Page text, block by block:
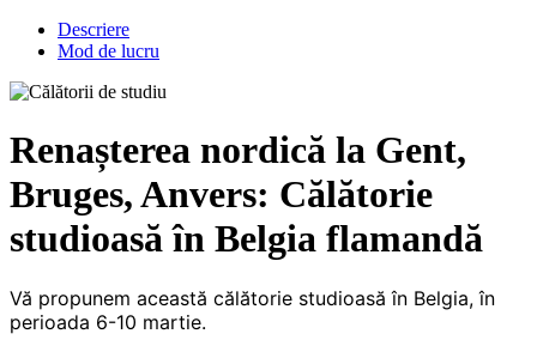
Descriere
Mod de lucru
Renașterea nordică la Gent,
Bruges, Anvers: Călătorie
studioasă în Belgia flamandă
Vă propunem această călătorie studioasă în Belgia, în
perioada 6-10 martie.